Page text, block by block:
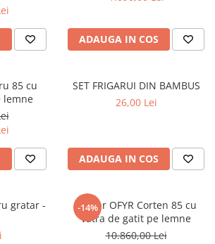
ADAUGA IN COS
85 cu
lemne
SET FRIGARUI DIN BAMBUS
26,00 Lei
ADAUGA IN COS
gratar -
-14%
Gratar OFYR Corten 85 cu
vatra de gatit pe lemne
10.860,00 Lei